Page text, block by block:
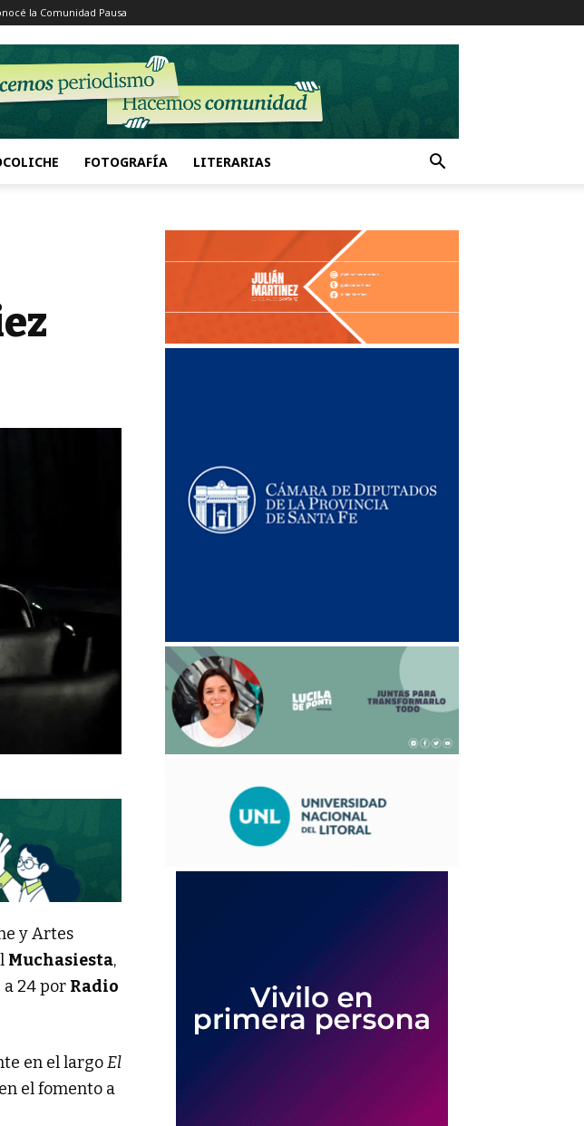
la Comunidad Pausa
FOTOGRAFÍA LITERARIAS
y Artes
Muchasiesta,
a 24 por Radio
en el largoEl
el fomento a